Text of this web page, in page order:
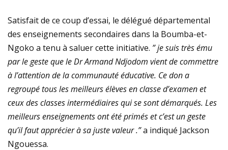
Satisfait de ce coup d’essai, le délégué départemental
des enseignements secondaires dans la Boumba-et-
Ngoko a tenu à saluer cette initiative. ” je suis très ému
par le geste que le Dr Armand Ndjodom vient de commettre
à l’attention de la communauté éducative. Ce don a
regroupé tous les meilleurs élèves en classe d’examen et
ceux des classes intermédiaires qui se sont démarqués. Les
meilleurs enseignements ont été primés et c’est un geste
qu’il faut apprécier à sa juste valeur .”a indiqué Jackson
Ngouessa.